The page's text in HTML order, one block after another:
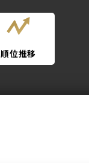
順位推移